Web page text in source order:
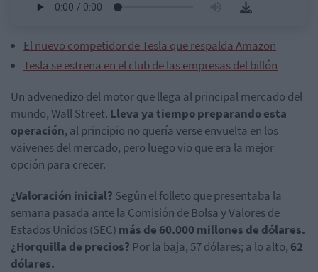
El nuevo competidor de Tesla que respalda Amazon
Tesla se estrena en el club de las empresas del billón
Un advenedizo del motor que llega al principal mercado del
mundo, Wall Street. Lleva ya tiempo preparando esta
operación, al principio no quería verse envuelta en los
vaivenes del mercado, pero luego vio que era la mejor
opción para crecer.
¿Valoración inicial? Según el folleto que presentaba la
semana pasada ante la Comisión de Bolsa y Valores de
Estados Unidos (SEC) más de 60.000 millones de dólares.
¿Horquilla de precios? Por la baja, 57 dólares; a lo alto, 62
dólares.